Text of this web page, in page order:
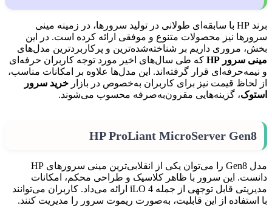
برند HP با سابقه‌ای طولانی در تولید سرورها، در زمینه مینی
سرورها نیز محصولات متنوع و موفقی ارائه کرده است. در این
بخش، مروری داریم بر شناخته‌شده‌ترین و پرکاربردترین مدل‌های
مینی سرور HP
که طی سال‌های اخیر مورد توجه کاربران حرفه‌ای
و نیمه‌حرفه‌ای قرار گرفته‌اند. این مدل‌ها علاوه بر امکانات مناسب،
از لحاظ قیمت نیز برای کاربران به‌خصوص در بازار خرید سرور
استوک، گزینه‌هایی مقرون‌به‌صرفه محسوب می‌شوند.
HP ProLiant MicroServer Gen8
مدل Gen8 را می‌توان یکی از انقلابی‌ترین مینی سرورهای HP
دانست. این سرور با ظاهر کلاسیک و طراحی محکم، امکانات
مدیریتی قابل توجهی از جمله iLO 4 ارائه می‌داد. کاربران می‌توانند
با استفاده از این قابلیت، به‌صورت ریموت سرور را مدیریت کنند.